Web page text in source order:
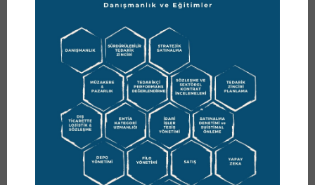
Prof. Dr. Murat Erdal
https://www.muraterdal.com/hakkimda/
Prof. Dr. Murat ERDAL, sürdürülebilir büyüme ve tedarik
zinciri yönetimi alanlarındaki uzmanlığıyla şirketlere
danışmanlık desteği sağlar; kurumsal gelişim